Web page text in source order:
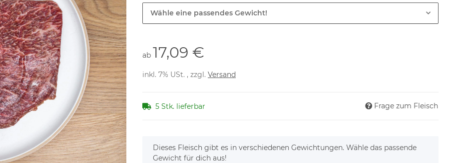
Wähle eine passendes Gewicht!
ab 17,09 €
inkl. 7% USt. , zzgl. Versand
5 Stk. lieferbar Frage zum Fleisch
x
Dieses Fleisch gibt es in verschiedenen Gewichtungen. Wähle das passende
Gewicht für dich aus!